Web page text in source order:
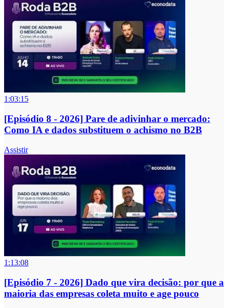
1:03:15
[Episódio 8 - 2026] Pare de adivinhar o mercado:
Como IA e dados substituem o achismo no B2B
Assistir
1:13:08
[Episódio 7 - 2026] Dado que vira decisão: por que a
maioria das empresas coleta muito e age pouco